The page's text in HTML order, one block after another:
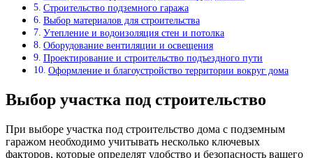
Строительство подземного гаража
Выбор материалов для строительства
Утепление и водоизоляция стен и потолка
Оборудование вентиляции и освещения
Проектирование и строительство подъездного пути
Оформление и благоустройство территории вокруг дома
Выбор участка под строительство
При выборе участка под строительство дома с подземным
гаражом необходимо учитывать несколько ключевых
факторов, которые определят удобство и безопасность вашего